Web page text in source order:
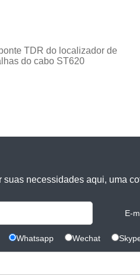
TDR do localizador de
do cabo ST620
suas necessidades aqui, uma
E-
Whatsapp Wechat